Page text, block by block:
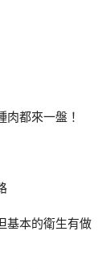
都來一盤！
基本的衛生有做